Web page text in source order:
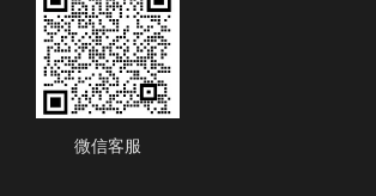
微信客服